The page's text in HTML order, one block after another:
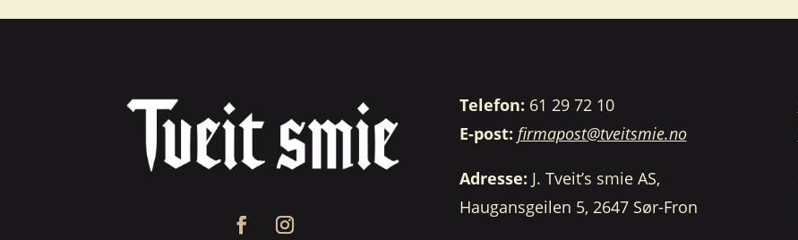
Telefon: 61 29 72 10
E-post: firmapost@tveitsmie.no
Adresse: J. Tveit’s smie AS,
Haugansgeilen 5, 2647 Sør-Fron